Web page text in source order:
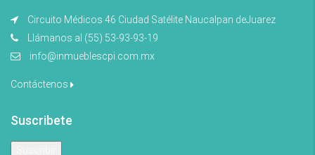
Circuito Médicos 46 Ciudad Satélite Naucalpan deJuarez
Llámanos al (55) 53-93-93-19
info@inmueblescpi.com.mx
Contáctenos
Suscribete